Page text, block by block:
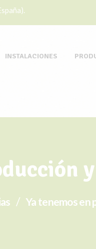
INSTALACIONES
Ya tenemos en